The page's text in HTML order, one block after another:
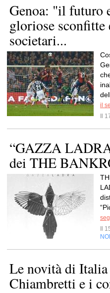
Genoa: "il futuro
gloriose sconfitte
societari...
il
Il
“GAZZA
dei THE
Il
Le novità di
Chiambretti e i